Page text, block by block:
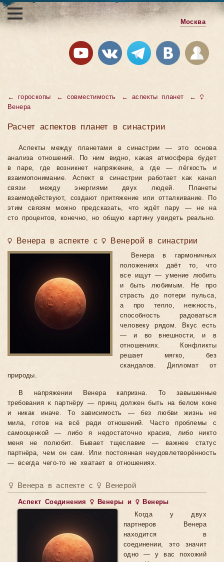
Москва
← гороскопы ← совместимость ← аспекты планет
← ♀
Венера
Расчет аспектов планет в синастрии
Аспекты между планетами в синастрии — это основа
анализа отношений. По ним видно, какая атмосфера будет
в паре, где возникнет напряжение, а где — лёгкость и
взаимопонимание. Аспект в синастрии работает как канал
связи между энергиями двух людей. Планеты
взаимодействуют, создают притяжение или отталкивание. По
этим связям можно предсказать, что ждёт пару — не на
сто процентов, конечно, но общую картину увидеть реально.
♀ Венера в аспекте с ♀ Венерой в синастрии
Венера в гармоничных
положениях даёт то, что
все ищут — умение любить
и быть любимым. Не про
страсть до потери пульса,
а про тепло, нежность,
способность радоваться
человеку рядом. Вкус есть
— и во внешности, и в
отношениях. Конфликты
решает мягко, без
скандалов. Дипломат от
природы.
В напряжении Венера капризна. То завышенные
требования к партнёру — принц должен быть на белом коне
и никак иначе. То зависимость — без любви жизнь не
мила, готов на всё ради отношений. Часто проблемы с
самооценкой — либо я недостаточно красив, либо никто
меня не полюбит. Бывает тщеславие — важнее статус
партнёра, чем он сам. Или постоянная неудовлетворённость
— всегда чего-то не хватает в отношениях.
♀ Венера в аспекте с ♀ Венерой
Аспект Соединения ♀ Венеры и ♀ Венеры
Когда у двух
партнеров Венера
находится в
соединении, это значит
одно — у вас похожий